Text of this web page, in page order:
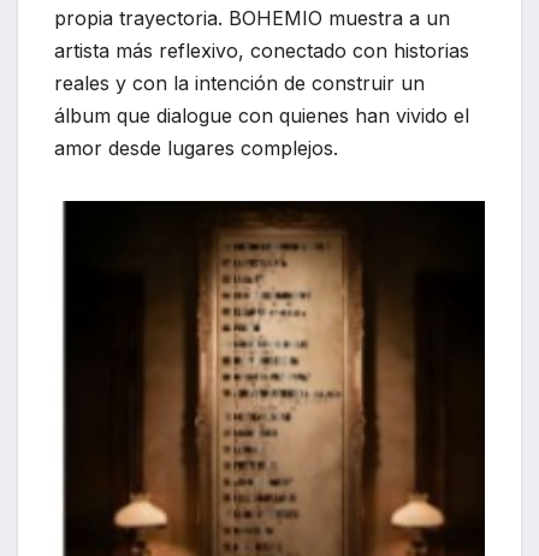
propia trayectoria. BOHEMIO muestra a un
artista más reflexivo, conectado con historias
reales y con la intención de construir un
álbum que dialogue con quienes han vivido el
amor desde lugares complejos.